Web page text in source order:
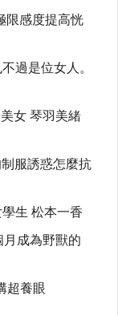
限感度提高恍
過是位女人。
女 琴羽美緒
服誘惑怎麼抗
生 松本一香
成為野獸的
超養眼